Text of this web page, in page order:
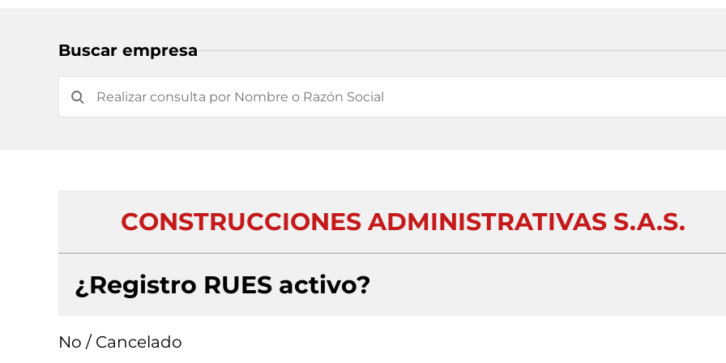
Buscar empresa
CONSTRUCCIONES ADMINISTRATIVAS S.A.S.
¿Registro RUES activo?
No / Cancelado